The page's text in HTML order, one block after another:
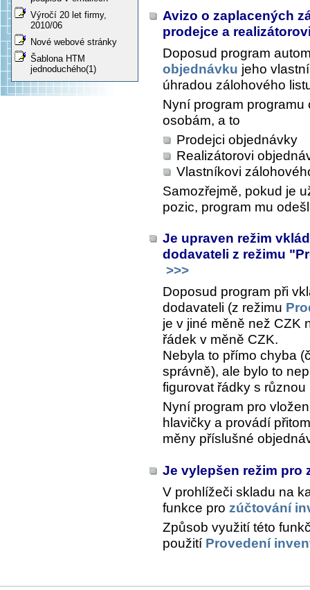
Výročí 20 let firmy,
2010/06
Nové webové stránky
Šablona HTM
jednoduchého(1)
Avizo o zaplacených
prodejce a
Doposud program
objednávku jeho
úhradou zálohového
Nyní program
osobám, a to
Prodejci objednávky
Realizátorovi
Vlastníkovi
Samozřejmě, pokud je
pozic, program mu
Je upraven režim
dodavateli z režimu
>>>
Doposud program při
dodavateli (z režimu
je v jiné měně než CZK
řádek v měně CZK.
Nebyla to přímo chyba
správně), ale bylo to
figurovat řádky s různou
Nyní program pro
hlavičky a provádí
měny příslušné
Je vylepšen režim
V prohlížeči skladu na
funkce pro zúčtování
Způsob využití této
použití Provedení